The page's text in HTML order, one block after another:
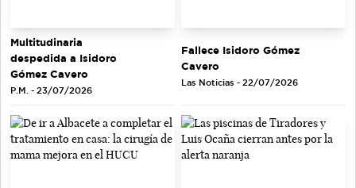
Multitudinaria
despedida a Isidoro
Gómez Cavero
P.M. - 23/07/2026
Fallece Isidoro Gómez
Cavero
Las Noticias - 22/07/2026